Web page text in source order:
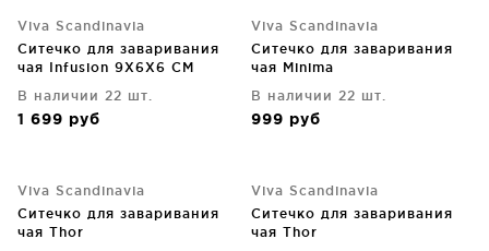
Viva Scandinavia
Ситечко для заваривания
чая Infusion 9X6X6 CM
В наличии 22 шт.
1 699 руб
Viva Scandinavia
Ситечко для заваривания
чая Minima
В наличии 22 шт.
999 руб
Viva Scandinavia
Ситечко для заваривания
чая Thor
Viva Scandinavia
Ситечко для заваривания
чая Thor